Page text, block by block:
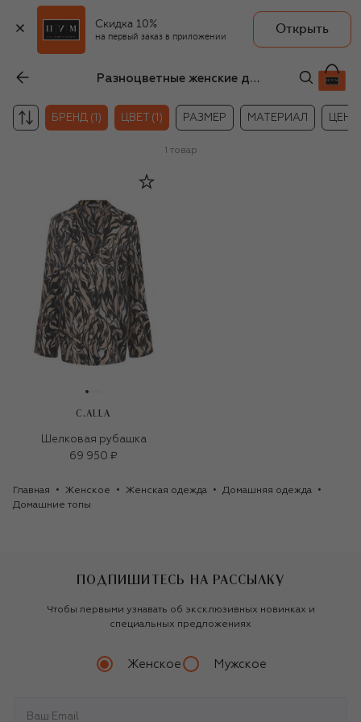
Скидка 10%
на первый заказ в приложении
Открыть
Разноцветные женские домашние топы C.alla
БРЕНД (1) ЦВЕТ (1) РАЗМЕР МАТЕРИАЛ ЦЕНА
1 товар
C.ALLA
Шелковая рубашка
69 950 ₽
Главная Женское Женская одежда
Домашняя одежда
Домашние топы
ПОДПИШИТЕСЬ НА РАССЫЛКУ
Чтобы первыми узнавать об эксклюзивных новинках и
специальных предложениях
Женское Мужское